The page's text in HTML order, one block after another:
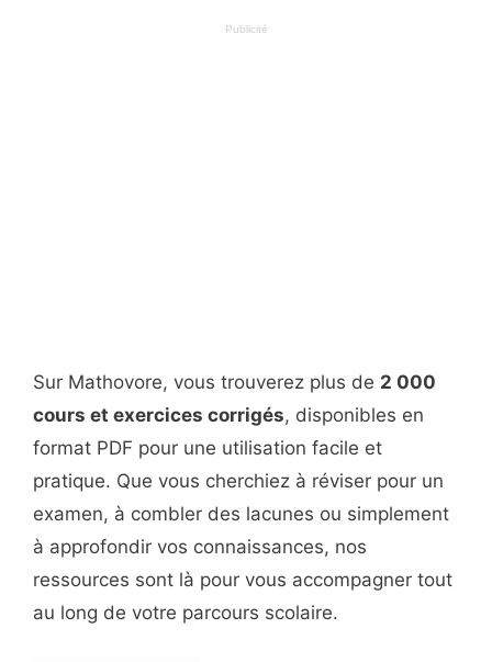
Publicité
Sur Mathovore, vous trouverez plus de 2 000
cours et exercices corrigés, disponibles en
format PDF pour une utilisation facile et
pratique. Que vous cherchiez à réviser pour un
examen, à combler des lacunes ou simplement
à approfondir vos connaissances, nos
ressources sont là pour vous accompagner tout
au long de votre parcours scolaire.